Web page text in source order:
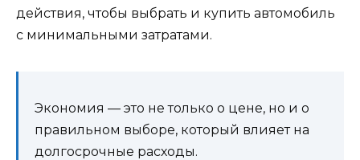
действия, чтобы выбрать и купить автомобиль
с минимальными затратами.
Экономия — это не только о цене, но и о
правильном выборе, который влияет на
долгосрочные расходы.